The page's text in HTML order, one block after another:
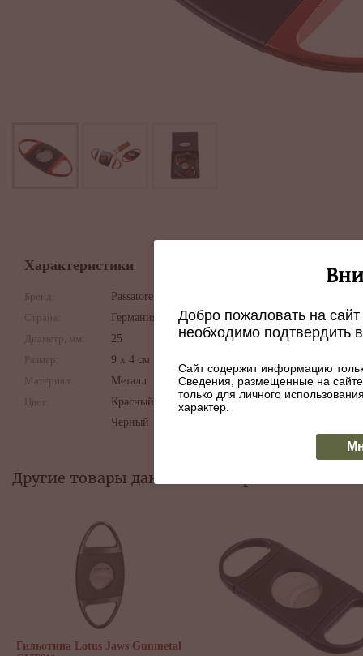
Характеристики
Бренд:
Passatore
Страна:
Германия
Диаметр, мм:
25
Размер:
9 х 4 см
Материал:
Металл
Цвет:
Красный,
Черный
Сигарная
табачного
очень удобна и
Другие товары данной категории:
Добро пожаловать на
необходимо подтвердить
Сайт содержит информацию
Сведения, размещенные на
только для личного
характер.